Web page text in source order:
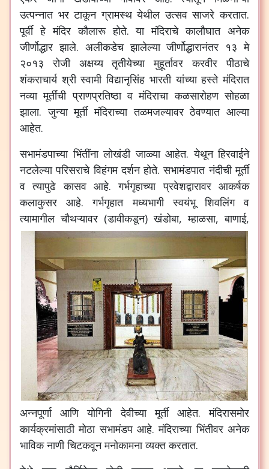
उत्पन्नात भर टाकून ग्रामस्थ येथील उत्सव साजरे करतात.
पूर्वी हे मंदिर कौलारू होते. या मंदिराचे कालौघात अनेक
जीर्णोद्धार झाले. अलीकडेच झालेल्या जीर्णोद्धारानंतर १३ मे
२०१३ रोजी अक्षय्य तृतीयेच्या मुहूर्तावर करवीर पीठाचे
शंकराचार्य श्री स्वामी विद्यानृसिंह भारती यांच्या हस्ते मंदिरात
नव्या मूर्तींची प्राणप्रतिष्ठा व मंदिराचा कळसारोहण सोहळा
झाला. जुन्या मूर्ती मंदिराच्या तळमजल्यावर ठेवण्यात आल्या
आहेत.
सभामंडपाच्या भिंतींना लोखंडी जाळ्या आहेत. येथून हिरवाईने
नटलेल्या परिसराचे विहंगम दर्शन होते. सभामंडपात नंदीची मूर्ती
व त्यापुढे कासव आहे. गर्भगृहाच्या प्रवेशद्वारावर आकर्षक
कलाकुसर आहे. गर्भगृहात मध्यभागी स्वयंभू शिवलिंग व
त्यामागील चौथऱ्यावर (डावीकडून) खंडोबा, म्हाळसा, बाणाई,
अन्नपूर्णा आणि योगिनी देवीच्या मूर्ती आहेत. मंदिरासमोर
कार्यक्रमांसाठी मोठा सभामंडप आहे. मंदिराच्या भिंतीवर अनेक
भाविक नाणी चिटकवून मनोकामना व्यक्त करतात.